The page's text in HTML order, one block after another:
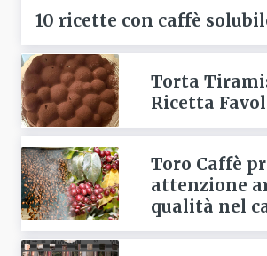
10 ricette con caffè
Torta
Ricetta
Toro Caffè
attenzione
qualità nel